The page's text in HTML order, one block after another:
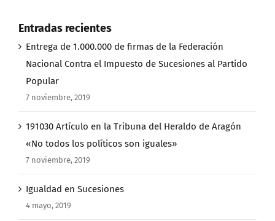
Entradas recientes
Entrega de 1.000.000 de firmas de la Federación
Nacional Contra el Impuesto de Sucesiones al Partido
Popular
7 noviembre, 2019
191030 Artículo en la Tribuna del Heraldo de Aragón
«No todos los políticos son iguales»
7 noviembre, 2019
Igualdad en Sucesiones
4 mayo, 2019